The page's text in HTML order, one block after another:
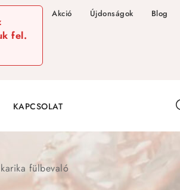
fel.
Akció Újdonságok Blog
KAPCSOLAT
fülbevaló